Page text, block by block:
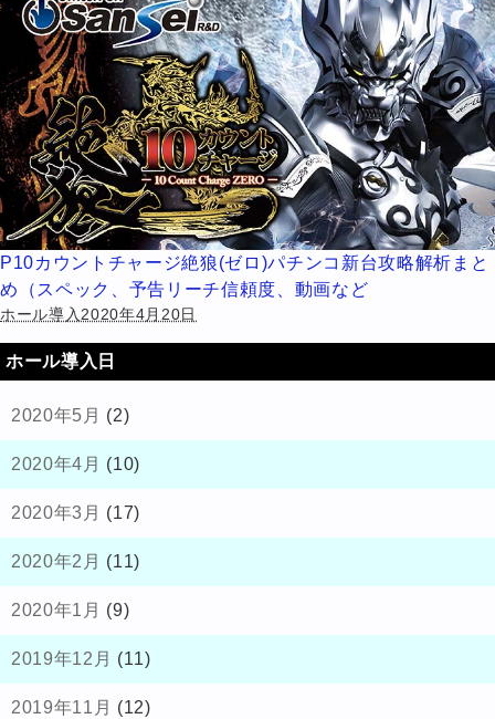
P10カウントチャージ絶狼(ゼロ)パチンコ新台攻略解析まと
め（スペック、予告リーチ信頼度、動画など
ホール導入2020年4月20日
ホール導入日
2020年5月 (2)
2020年4月 (10)
2020年3月 (17)
2020年2月 (11)
2020年1月 (9)
2019年12月 (11)
2019年11月 (12)